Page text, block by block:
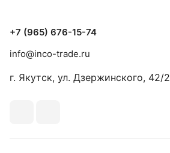
+7 (965) 676-15-74
info@inco-trade.ru
г. Якутск, ул. Дзержинского, 42/2